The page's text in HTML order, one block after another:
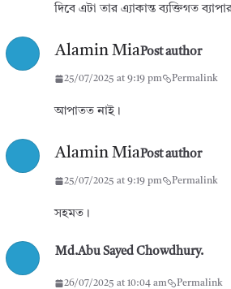
দিবে এটা তার এ্যাকান্ত ব্যক্তিগত
Alamin MiaPost author
25/07/2025 at 9:19 pm Permalink
আপাতত নাই।
Alamin MiaPost author
25/07/2025 at 9:19 pm Permalink
সহমত।
Md.Abu Sayed Chowdhury.
26/07/2025 at 10:04 am Permalink